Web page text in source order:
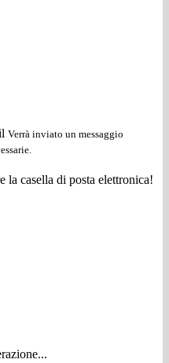
Verrà inviato un messaggio
la casella di posta elettronica!